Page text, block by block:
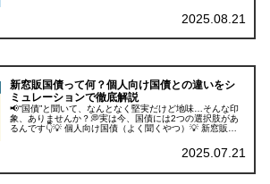
2025.08.21
新窓販国債って何？個人向け国債との違いをシ
ミュレーションで徹底解説
📢“国債”と聞いて、なんとなく堅実だけど地味…そんな印
象、ありませんか？💭実は今、国債には2つの選択肢があ
るんです👇💡 個人向け国債（よく聞くやつ）💡 新窓販
2025.07.21